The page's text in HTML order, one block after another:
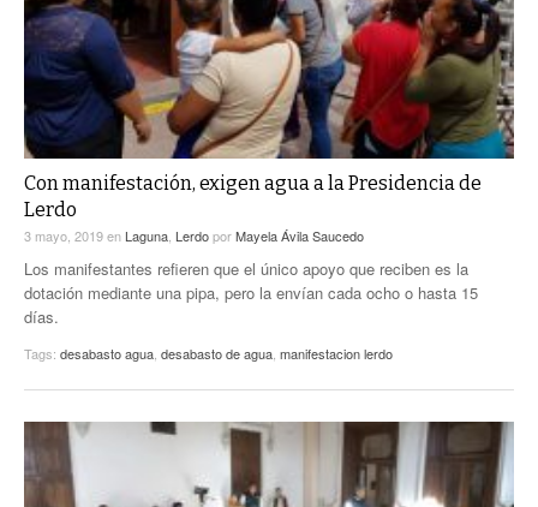
Con manifestación, exigen agua a la Presidencia de
Lerdo
3 mayo, 2019en Laguna LerdoporMayela Ávila Saucedo
Los manifestantes refieren que el único apoyo que reciben es la
dotación mediante una pipa, pero la envían cada ocho o hasta 15
días.
Tags: desabasto agua desabasto de agua manifestacion lerdo